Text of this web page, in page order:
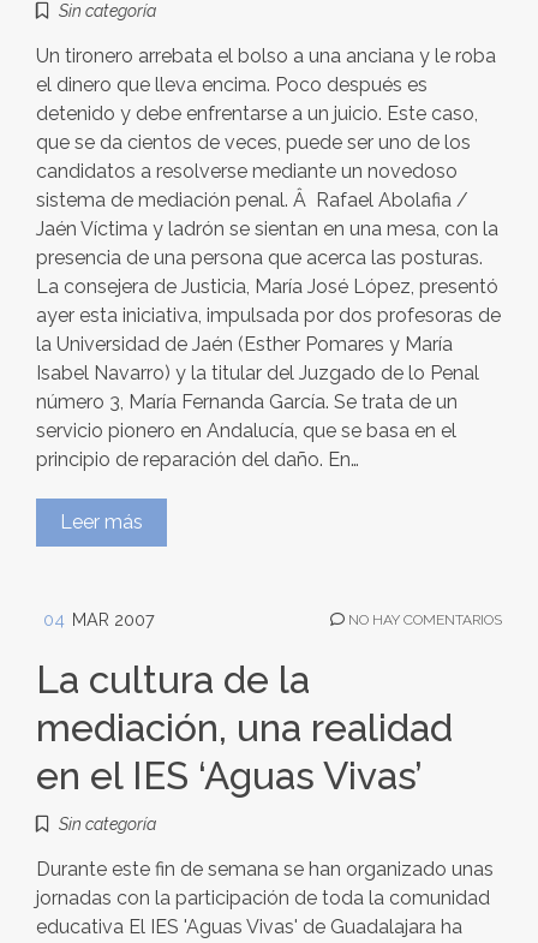
Sin categoría
Un tironero arrebata el bolso a una anciana y le roba
el dinero que lleva encima. Poco después es
detenido y debe enfrentarse a un juicio. Este caso,
que se da cientos de veces, puede ser uno de los
candidatos a resolverse mediante un novedoso
sistema de mediación penal. Â Rafael Abolafia /
Jaén Víctima y ladrón se sientan en una mesa, con la
presencia de una persona que acerca las posturas.
La consejera de Justicia, María José López, presentó
ayer esta iniciativa, impulsada por dos profesoras de
la Universidad de Jaén (Esther Pomares y María
Isabel Navarro) y la titular del Juzgado de lo Penal
número 3, María Fernanda García. Se trata de un
servicio pionero en Andalucía, que se basa en el
principio de reparación del daño. En…
Leer más
04 MAR 2007 NO HAY COMENTARIOS
La cultura de la
mediación, una realidad
en el IES ‘Aguas Vivas’
Sin categoría
Durante este fin de semana se han organizado unas
jornadas con la participación de toda la comunidad
educativa El IES 'Aguas Vivas' de Guadalajara ha